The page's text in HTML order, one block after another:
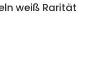
weiß Rarität